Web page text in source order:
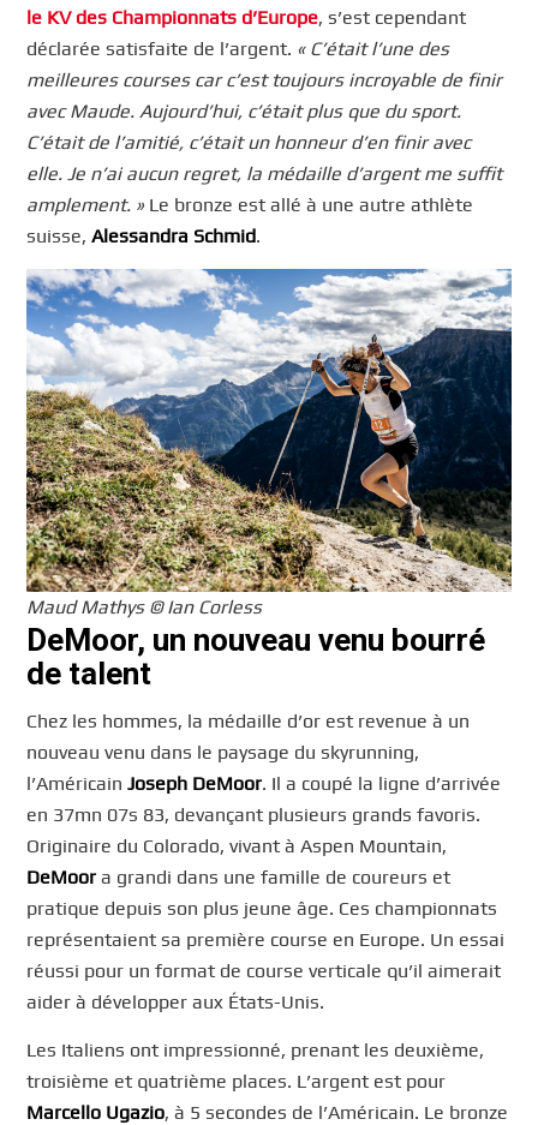
le KV des Championnats d’Europe, s’est cependant
déclarée satisfaite de l’argent. « C’était l’une des
meilleures courses car c’est toujours incroyable de finir
avec Maude. Aujourd’hui, c’était plus que du sport.
C’était de l’amitié, c’était un honneur d’en finir avec
elle. Je n’ai aucun regret, la médaille d’argent me suffit
amplement. » Le bronze est allé à une autre athlète
suisse,Alessandra Schmid.
Maud Mathys © Ian Corless
DeMoor, un nouveau venu bourré
de talent
Chez les hommes, la médaille d’or est revenue à un
nouveau venu dans le paysage du skyrunning,
l’AméricainJoseph DeMoor. Il a coupé la ligne d’arrivée
en 37mn 07s 83, devançant plusieurs grands favoris.
Originaire du Colorado, vivant à Aspen Mountain,
DeMoora grandi dans une famille de coureurs et
pratique depuis son plus jeune âge. Ces championnats
représentaient sa première course en Europe. Un essai
réussi pour un format de course verticale qu’il aimerait
aider à développer aux États-Unis.
Les Italiens ont impressionné, prenant les deuxième,
troisième et quatrième places. L’argent est pour
Marcello Ugazio, à 5 secondes de l’Américain. Le bronze